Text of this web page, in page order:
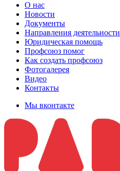
О нас
Новости
Документы
Направления деятельности
Юридическая помощь
Профсоюз помог
Как создать профсоюз
Фотогалерея
Видео
Контакты
Мы вконтакте